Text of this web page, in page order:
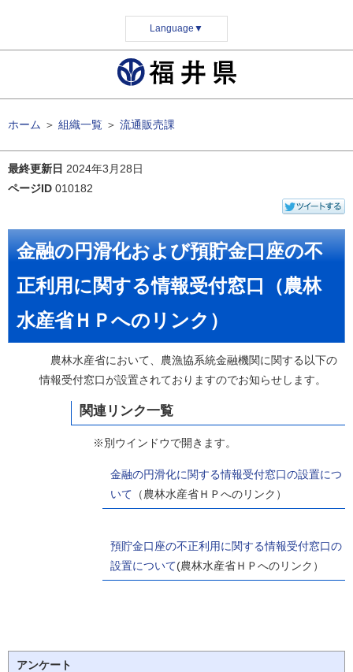
Language ▼
ホーム ＞ 組織一覧 ＞ 流通販売課
最終更新日 2024年3月28日
ページID 010182
金融の円滑化および預貯金口座の不
正利用に関する情報受付窓口（農林
水産省ＨＰへのリンク）
農林水産省において、農漁協系統金融機関に関する以下の
情報受付窓口が設置されておりますのでお知らせします。
関連リンク一覧
※別ウインドウで開きます。
金融の円滑化に関する情報受付窓口の設置につ
いて （農林水産省ＨＰへのリンク）
預貯金口座の不正利用に関する情報受付窓口の
設置について(農林水産省ＨＰへのリンク）
アンケート